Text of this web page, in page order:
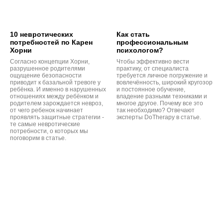
10 невротических
потребностей по Карен
Хорни
Согласно концепции Хорни,
разрушенное родителями
ощущение безопасности
приводит к базальной тревоге у
ребёнка. И именно в нарушенных
отношениях между ребёнком и
родителем зарождается невроз,
от чего ребенок начинает
проявлять защитные стратегии -
те самые невротические
потребности, о которых мы
поговорим в статье.
Как стать
профессиональным
психологом?
Чтобы эффективно вести
практику, от специалиста
требуется личное погружение и
вовлечённость, широкий кругозор
и постоянное обучение,
владение разными техниками и
многое другое. Почему все это
так необходимо? Отвечают
эксперты DoTherapy в статье.